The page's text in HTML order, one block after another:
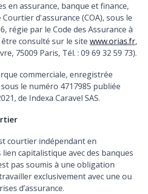
en assurance, banque et finance,
d'assurance (COA), sous le
régie par le Code des Assurance à
être consulté sur le site www.orias.fr,
75009 Paris, Tél. : 09 69 32 59 73).
commerciale, enregistrée
le numéro 4717985 publiée
de Indexa Caravel SAS.
courtier indépendant en
lien capitalistique avec des banques
pas soumis à une obligation
exclusivement avec une ou
d’assurance.